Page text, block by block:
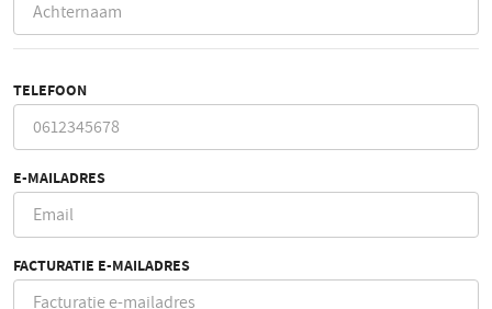
TELEFOON
E-MAILADRES
FACTURATIE E-MAILADRES